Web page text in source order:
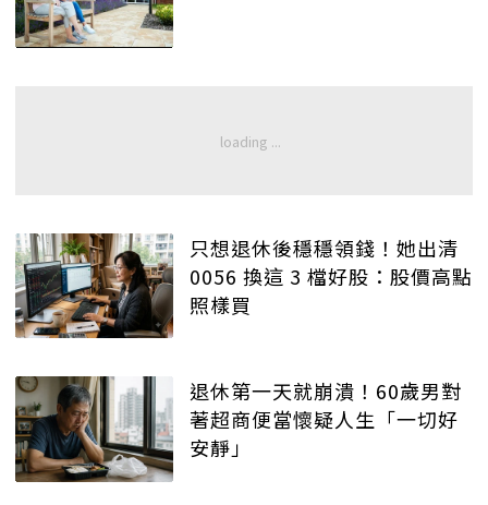
只想退休後穩穩領錢！她出清
0056 換這 3 檔好股：股價高點
照樣買
退休第一天就崩潰！60歲男對
著超商便當懷疑人生「一切好
安靜」